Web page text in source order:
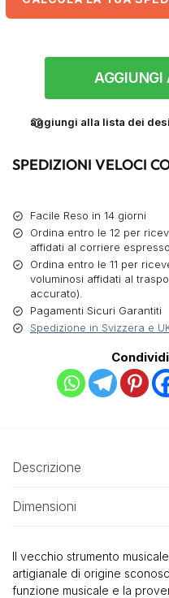
AGGIUNGI
aggiungi alla lista dei
SPEDIZIONI VELOCI
Facile Reso in 14 giorni
Ordina entro le 12 per
affidati al corriere
Ordina entro le 11 per
voluminosi affidati al
accurato).
Pagamenti Sicuri Garantiti
Spedizione in Svizzera e
Descrizione
Dimensioni
Il vecchio strumento
artigianale di origine
funzione musicale e la